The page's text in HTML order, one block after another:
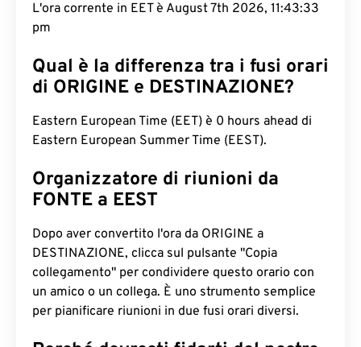
L'ora corrente in EET è August 7th 2026, 11:43:34
pm
Qual è la differenza tra i fusi orari
di ORIGINE e DESTINAZIONE?
Eastern European Time (EET) è 0 hours ahead di
Eastern European Summer Time (EEST).
Organizzatore di riunioni da
FONTE a EEST
Dopo aver convertito l'ora da ORIGINE a
DESTINAZIONE, clicca sul pulsante "Copia
collegamento" per condividere questo orario con
un amico o un collega. È uno strumento semplice
per pianificare riunioni in due fusi orari diversi.